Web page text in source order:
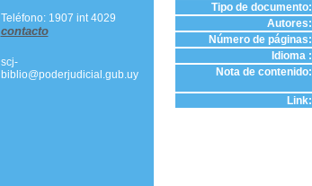
Tipo de documento:
Autores:
Número de páginas:
Idioma :
Nota de contenido:
Link:
Teléfono: 1907 int 4029
contacto
scj-
biblio@poderjudicial.gub.uy